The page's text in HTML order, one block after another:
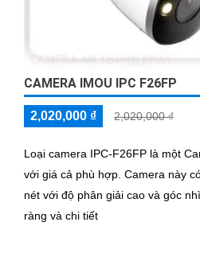
CAMERA IMOU IPC F26FP
2,020,000 ₫ 2,020,000 ₫
Loại camera IPC-F26FP là một
với giá cả phù hợp. Camera này có chất lượng hình ảnh sắc
nét với độ phân giải cao và góc
ràng và chi tiết